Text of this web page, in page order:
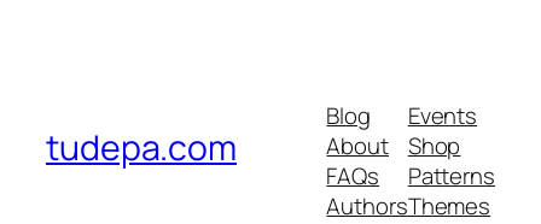
tudepa.com
Blog
About
FAQs
Authors
Events
Shop
Patterns
Themes